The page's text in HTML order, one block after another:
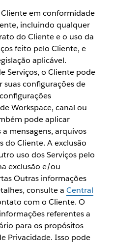
em conformidade
incluindo qualquer
do Cliente e o uso da
feito pelo Cliente, e
aplicável.
Serviços, o Cliente pode
suas configurações de
Workspace, canal ou
pode aplicar
mensagens, arquivos
do Cliente. A exclusão
uso dos Serviços pelo
exclusão e/ou
Outras informações
consulte a Central
com o Cliente. O
referentes a
para os propósitos
Privacidade. Isso pode